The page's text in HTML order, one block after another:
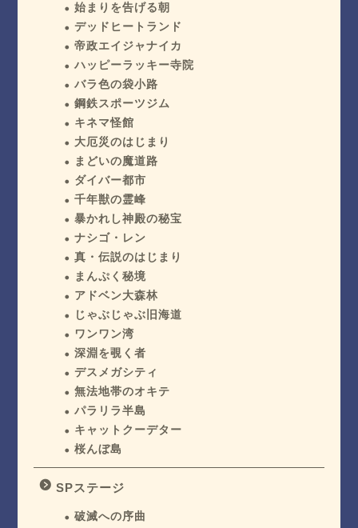
始まりを告げる朝
デッドヒートランド
帝政エイジャナイカ
ハッピーラッキー寺院
バラ色の袋小路
鋼鉄スポーツジム
キネマ怪館
大厄災のはじまり
まどいの魔道路
ダイバー都市
千年獣の霊峰
暴かれし神殿の秘宝
ナシゴ・レン
真・伝説のはじまり
まんぷく秘境
アドベン大森林
じゃぶじゃぶ旧海道
ワンワン湾
深淵を覗く者
デスメガシティ
無法地帯のオキテ
パラリラ半島
キャットクーデター
桜んぼ島
SPステージ
破滅への序曲